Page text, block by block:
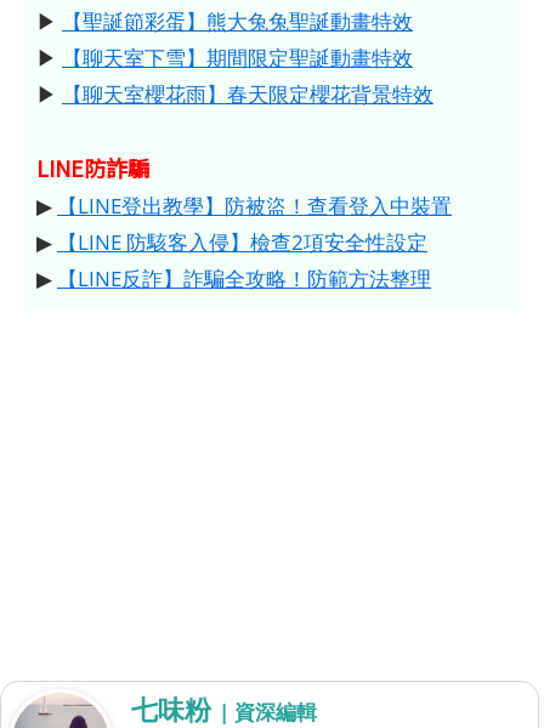
▶
【聖誕節彩蛋】熊大兔兔聖誕動畫特效
▶
【聊天室下雪】期間限定聖誕動畫特效
▶
【聊天室櫻花雨】春天限定櫻花背景特效
LINE防詐騙
▶
【LINE登出教學】防被盜！查看登入中裝置
▶
【LINE 防駭客入侵】檢查2項安全性設定
▶
【LINE反詐】詐騙全攻略！防範方法整理
七味粉 | 資深編輯